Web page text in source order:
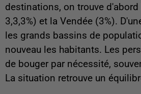
destinations, on trouve d'abord
3,3,3%) et la Vendée (3%).
les grands bassins de
nouveau les habitants. Les
de bouger par nécessité,
La situation retrouve un